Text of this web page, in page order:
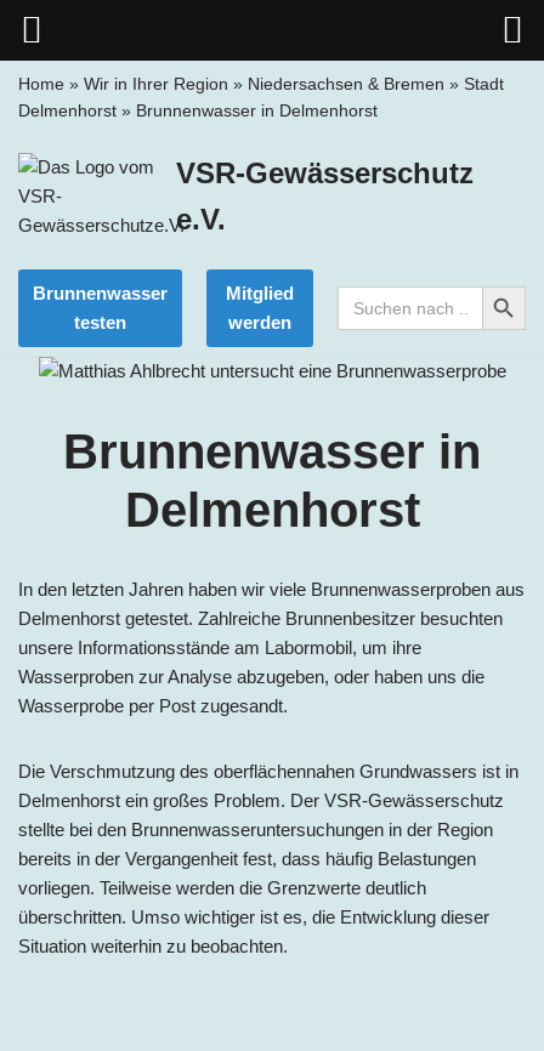
Inhalt
Home » Wir in Ihrer Region » Niedersachsen & Bremen » Stadt
Delmenhorst » Brunnenwasser in Delmenhorst
VSR-Gewässerschutz
e.V.
Brunnenwasser
testen
Mitglied
werden
Search
for:
Search Button
Brunnenwasser in
Delmenhorst
In den letzten Jahren haben wir viele Brunnenwasserproben aus
Delmenhorst getestet. Zahlreiche Brunnenbesitzer besuchten
unsere Informationsstände am Labormobil, um ihre
Wasserproben zur Analyse abzugeben, oder haben uns die
Wasserprobe per Post zugesandt.
Die Verschmutzung des oberflächennahen Grundwassers ist in
Delmenhorst ein großes Problem. Der VSR-Gewässerschutz
stellte bei den Brunnenwasseruntersuchungen in der Region
bereits in der Vergangenheit fest, dass häufig Belastungen
vorliegen. Teilweise werden die Grenzwerte deutlich
überschritten. Umso wichtiger ist es, die Entwicklung dieser
Situation weiterhin zu beobachten.